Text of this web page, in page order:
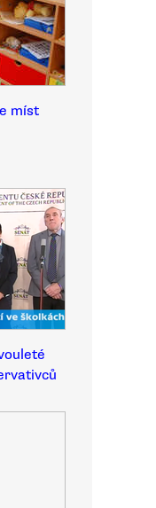
míst